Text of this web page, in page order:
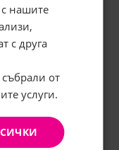
нашите
с друга
от
услуги.
и